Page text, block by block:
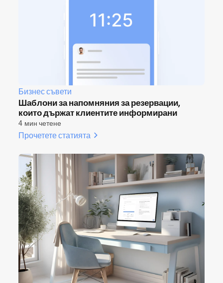
Бизнес съвети
Шаблони за напомняния за резервации,
които държат клиентите информирани
4 мин четене
Прочетете статията